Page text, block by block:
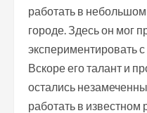
работать в
городе. Здесь он мог
экспериментировать
Вскоре его талант и
остались
работать в известном